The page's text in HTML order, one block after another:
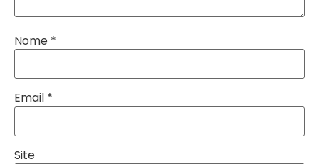
Nome *
Email *
Site